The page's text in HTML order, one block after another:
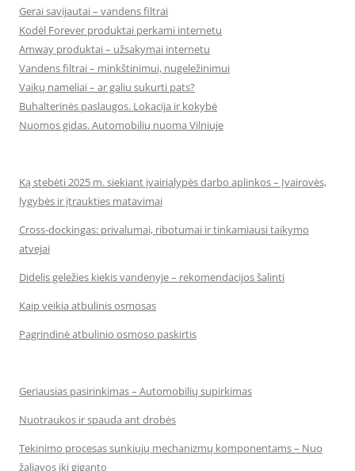
Gerai savijautai – vandens filtrai
Kodėl Forever produktai perkami internetu
Amway produktai – užsakymai internetu
Vandens filtrai – minkštinimui, nugeležinimui
Vaikų nameliai – ar galiu sukurti pats?
Buhalterinės paslaugos. Lokacija ir kokybė
Nuomos gidas. Automobilių nuoma Vilniuje
Ką stebėti 2025 m. siekiant įvairialypės darbo aplinkos – Įvairovės,
lygybės ir įtraukties matavimai
Cross-dockingas: privalumai, ribotumai ir tinkamiausi taikymo
atvejai
Didelis geležies kiekis vandenyje – rekomendacijos šalinti
Kaip veikia atbulinis osmosas
Pagrindinė atbulinio osmoso paskirtis
Geriausias pasirinkimas – Automobilių supirkimas
Nuotraukos ir spauda ant drobės
Tekinimo procesas sunkiųjų mechanizmų komponentams – Nuo
žaliavos iki giganto